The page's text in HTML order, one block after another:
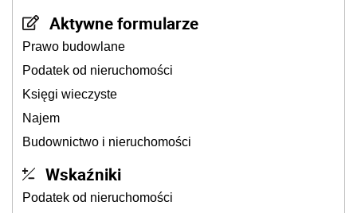
Aktywne formularze
Prawo budowlane
Podatek od nieruchomości
Księgi wieczyste
Najem
Budownictwo i nieruchomości
Wskaźniki
Podatek od nieruchomości